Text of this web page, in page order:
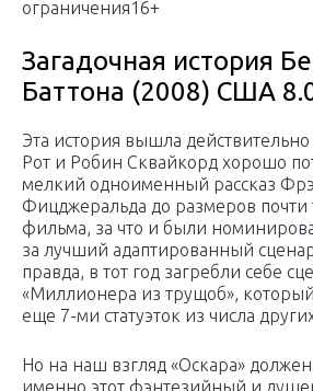
ограничения16+
Загадочная история
Баттона (2008) США
Эта история вышла действительно
Рот и Робин Сквайкорд хорошо
мелкий одноименный рассказ
Фицджеральда до размеров почти
фильма, за что и были
за лучший адаптированный
правда, в тот год загребли себе
«Миллионера из трущоб»,
еще 7-ми статуэток из числа
Но на наш взгляд «Оскара» должен
именно этот фэнтезийный и